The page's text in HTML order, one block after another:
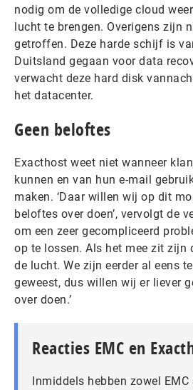
nodig om de volledige cloud
lucht te brengen. Overigens zijn
getroffen. Deze harde schijf is
Duitsland gegaan voor data
verwacht deze hard disk
het datacenter.
Geen beloftes
Exacthost weet niet wanneer
kunnen en van hun e-mail
maken. ‘Daar willen wij op dit
beloftes over doen’, vervolgt de
om een zeer gecompliceerd
op te lossen. Als het mee zit zijn
de lucht. We zijn eerder al eens
geweest, dus willen wij er liever
over doen.’
Reacties EMC en
Inmiddels hebben zowel